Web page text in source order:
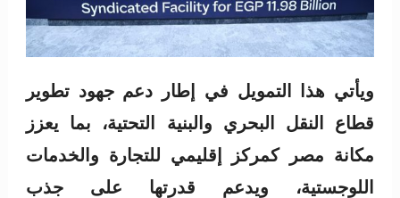
ويأتي هذا التمويل في إطار دعم جهود تطوير
قطاع النقل البحري والبنية التحتية، بما يعزز
مكانة مصر كمركز إقليمي للتجارة والخدمات
اللوجستية، ويدعم قدرتها على جذب